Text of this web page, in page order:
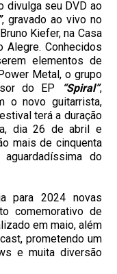
divulga seu DVD ao
, gravado ao vivo no
Kiefer, na Casa
Alegre. Conhecidos
elementos de
Metal, o grupo
do EP
“Spiral”,
o novo guitarrista,
terá a duração
dia 26 de abril e
mais de cinquenta
do
para 2024 novas
comemorativo de
em maio, além
prometendo um
e muita diversão